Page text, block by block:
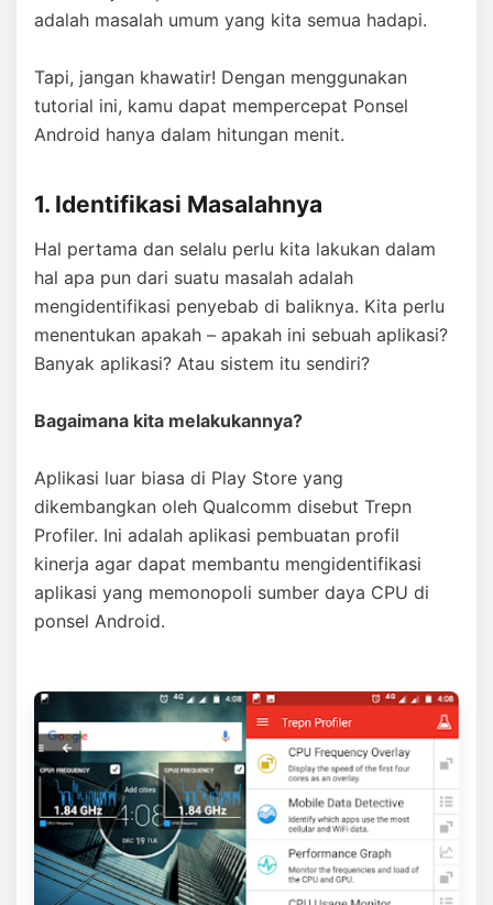
adalah masalah umum yang kita semua hadapi.
Tapi, jangan khawatir! Dengan menggunakan
tutorial ini, kamu dapat mempercepat Ponsel
Android hanya dalam hitungan menit.
1. Identifikasi Masalahnya
Hal pertama dan selalu perlu kita lakukan dalam
hal apa pun dari suatu masalah adalah
mengidentifikasi penyebab di baliknya. Kita perlu
menentukan apakah – apakah ini sebuah aplikasi?
Banyak aplikasi? Atau sistem itu sendiri?
Bagaimana kita melakukannya?
Aplikasi luar biasa di Play Store yang
dikembangkan oleh Qualcomm disebut Trepn
Profiler. Ini adalah aplikasi pembuatan profil
kinerja agar dapat membantu mengidentifikasi
aplikasi yang memonopoli sumber daya CPU di
ponsel Android.